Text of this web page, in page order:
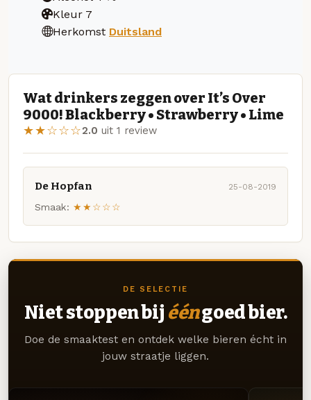
Kleur 7
Herkomst Duitsland
Wat drinkers zeggen over It’s Over
9000! Blackberry • Strawberry • Lime
★★☆☆☆2.0 uit 1 review
De Hopfan 25-08-2019
Smaak: ★★☆☆☆
DE SELECTIE
Niet stoppen bij ééngoed bier.
Doe de smaaktest en ontdek welke bieren écht in
jouw straatje liggen.